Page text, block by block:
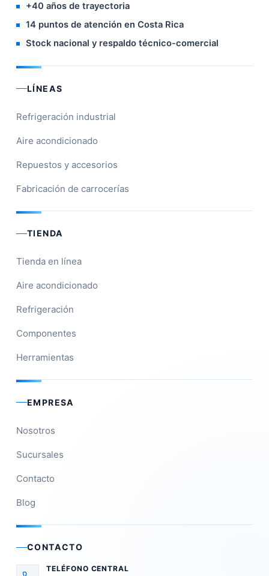
+40 años de trayectoria
14 puntos de atención en Costa Rica
Stock nacional y respaldo técnico-comercial
LÍNEAS
Refrigeración industrial
Aire acondicionado
Repuestos y accesorios
Fabricación de carrocerías
TIENDA
Tienda en línea
Aire acondicionado
Refrigeración
Componentes
Herramientas
EMPRESA
Nosotros
Sucursales
Contacto
Blog
CONTACTO
TELÉFONO CENTRAL